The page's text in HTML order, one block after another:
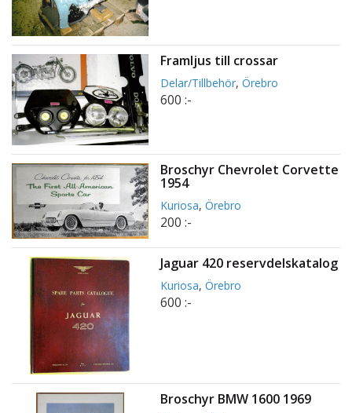
Framljus till crossar
Delar/Tillbehör,Örebro
600 :-
Broschyr Chevrolet Corvette
1954
Kuriosa,Örebro
200 :-
Jaguar 420 reservdelskatalog
Kuriosa,Örebro
600 :-
Broschyr BMW 1600 1969